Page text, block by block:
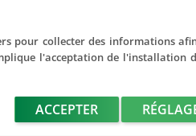
pour collecter des informations
l'acceptation de l'installation
ACCEPTER